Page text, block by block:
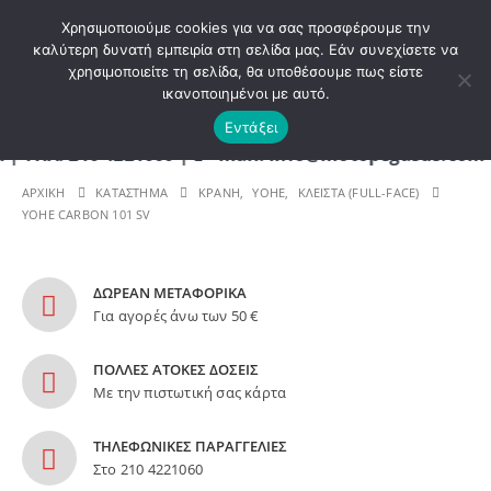
ΚΑΛΩΣ ΗΡΘΑΤΕ ΣΤΟ E-SHOP ΜΟΤΟ ΠΗΓΑΣΟΣ !
| E - mail: info@motopegasus.com |
ΑΡΧΙΚΉ ΚΑΤΆΣΤΗΜΑ ΚΡΑΝΗ, YOHE,
ΚΛΕΙΣΤΑ (FULL-FACE)
YOHE CARBON 101 SV
ΔΩΡΕΑΝ ΜΕΤΑΦΟΡΙΚΑ
Για αγορές άνω των 50 €
ΠΟΛΛΕΣ ΑΤΟΚΕΣ ΔΟΣΕΙΣ
Με την πιστωτική σας κάρτα
ΤΗΛΕΦΩΝΙΚΕΣ ΠΑΡΑΓΓΕΛΙΕΣ
Στο 210 4221060
Χρησιμοποιούμε cookies για να σας προσφέρουμε την
καλύτερη δυνατή εμπειρία στη σελίδα μας. Εάν συνεχίσετε να
χρησιμοποιείτε τη σελίδα, θα υποθέσουμε πως είστε
ικανοποιημένοι με αυτό.
Εντάξει